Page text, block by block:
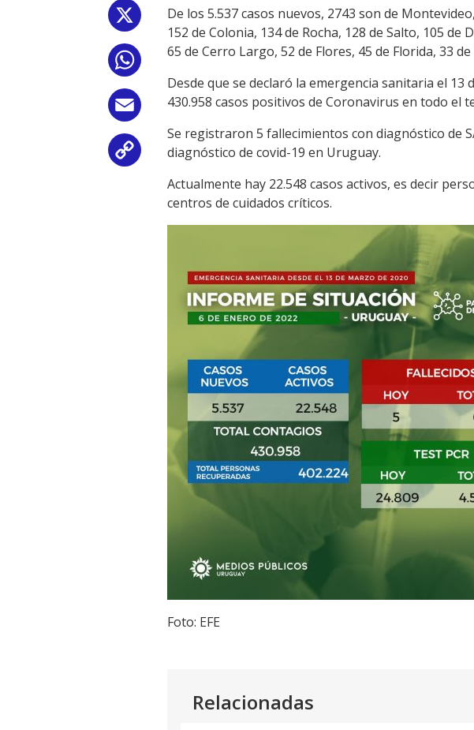
Email
Copy
Link
De los 5.537 casos nuevos, 2743 son de
152 de Colonia, 134 de Rocha, 128 de Salto, 105 de
65 de Cerro Largo, 52 de Flores, 45 de Florida, 33
Desde que se declaró la emergencia sanitaria el
430.958 casos positivos de Coronavirus en todo el
Se registraron 5 fallecimientos con diagnóstico de
diagnóstico de covid-19 en Uruguay.
Actualmente hay 22.548 casos activos, es decir
centros de cuidados críticos.
Foto: EFE
Relacionadas